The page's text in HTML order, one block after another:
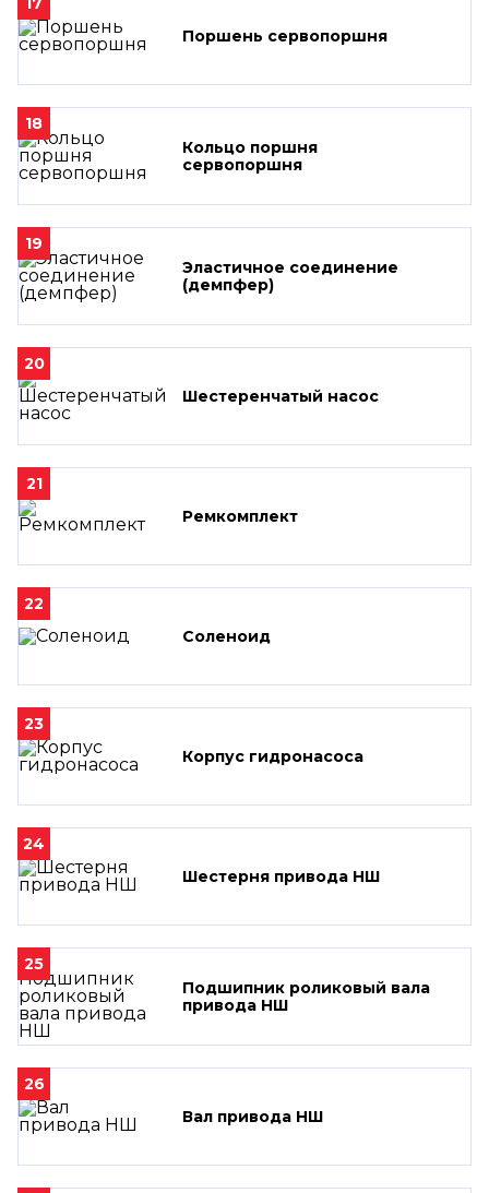
Поршень сервопоршня
18
Кольцо поршня
сервопоршня
19
Эластичное соединение
(демпфер)
20
Шестеренчатый насос
21
Ремкомплект
22
Соленоид
23
Корпус гидронасоса
24
Шестерня привода НШ
25
Подшипник роликовый вала
привода НШ
26
Вал привода НШ